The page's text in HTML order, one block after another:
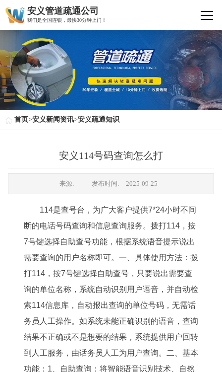
安义管道疏通公司
我们是全国连锁，最快30分钟上门！
首页>安义新闻资讯>安义疏通知识
安义114号码查询怎么打
来源: 发布时间: 2025-09-25
114是查号台，为广大客户提供7*24小时不间
断的电话号码查询和信息查询服务。拨打114，按
7号键选择自助查号功能，根据系统语音提示说出
需要查询的用户名称即可。一、具体使用方法：拨
打114，按7号键选择自助查号，只要说出需要查
询的单位名称，系统自动识别用户语音，并自动检
索114信息库，自动报出查询的单位号码，无需话
务员人工操作。如系统未能正确识别的语音，查询
结果不正确或不是想要的结果，系统提供用户回转
到人工服务，由话务员人工为用户查询。二、基本
功能：1、自助查询：将智能语音识别技术、自然